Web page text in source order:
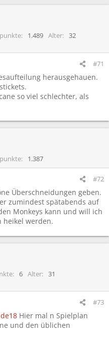
1.489 Alter
32
#71
herausgehauen.
so viel schlechter, als
1.387
#72
Überschneidungen geben.
zumindest spätabends auf
Monkeys kann und will ich
heikel werden.
6 Alter
31
#73
Hier mal n Spielplan
und den üblichen